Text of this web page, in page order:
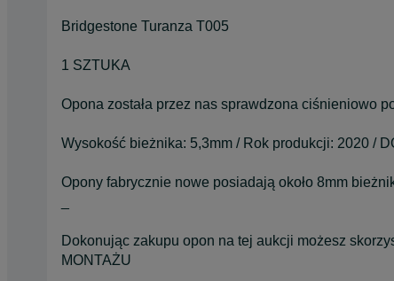
Bridgestone Turanza T005
1 SZTUKA
Opona została przez nas sprawdzona ciśnieniowo
Wysokość bieżnika: 5,3mm / Rok produkcji: 2020 /
Opony fabrycznie nowe posiadają około 8mm
Dokonując zakupu opon na tej aukcji możesz
MONTAŻU